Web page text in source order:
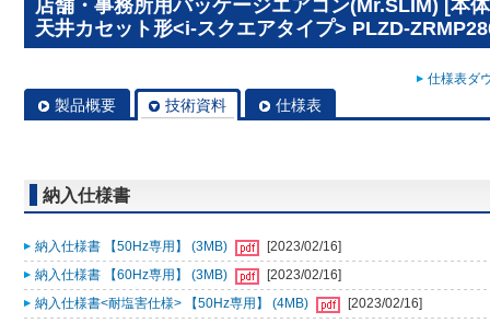
店舗・事務所用パッケージエアコン(Mr.SLIM) [本
天井カセット形<i-スクエアタイプ> PLZD-
仕様表ダ
製品概要 技術資料 仕様表
納入仕様書
納入仕様書 【50Hz専用】 (3MB)
[2023/02/16]
納入仕様書 【60Hz専用】 (3MB)
[2023/02/16]
納入仕様書<耐塩害仕様> 【50Hz専用】 (4MB)
[2023/02/16]